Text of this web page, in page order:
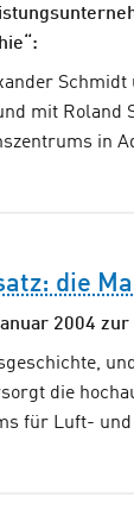
Schmidt
mit Roland
in
die
2004
die
für Luft-